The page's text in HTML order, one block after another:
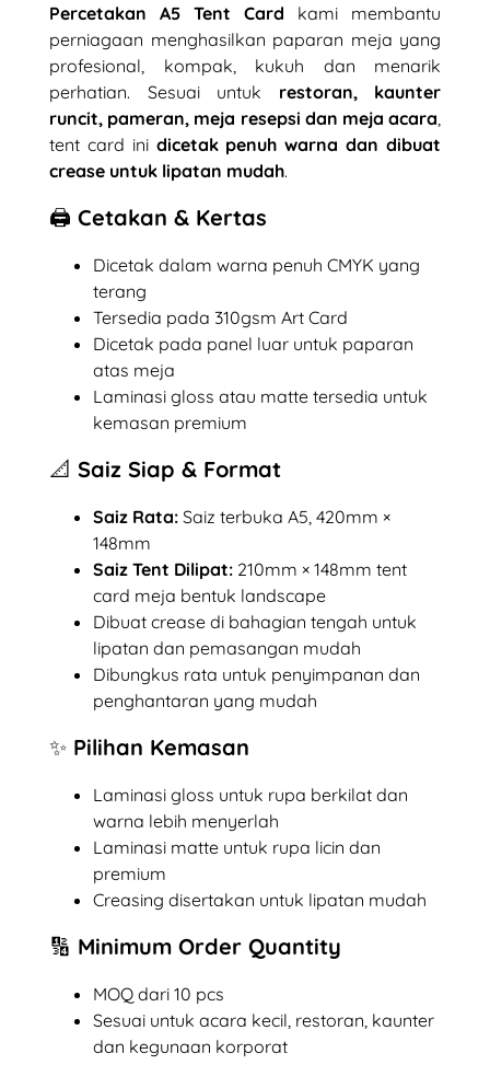
Percetakan A5 Tent Card kami membantu
perniagaan menghasilkan paparan meja yang
profesional, kompak, kukuh dan menarik
perhatian. Sesuai untuk restoran, kaunter
runcit, pameran, meja resepsi dan meja acara,
tent card ini dicetak penuh warna dan dibuat
crease untuk lipatan mudah.
🖨️ Cetakan & Kertas
Dicetak dalam warna penuh CMYK yang
terang
Tersedia pada 310gsm Art Card
Dicetak pada panel luar untuk paparan
atas meja
Laminasi gloss atau matte tersedia untuk
kemasan premium
📐 Saiz Siap & Format
Saiz Rata: Saiz terbuka A5, 420mm ×
148mm
Saiz Tent Dilipat: 210mm × 148mm tent
card meja bentuk landscape
Dibuat crease di bahagian tengah untuk
lipatan dan pemasangan mudah
Dibungkus rata untuk penyimpanan dan
penghantaran yang mudah
✨ Pilihan Kemasan
Laminasi gloss untuk rupa berkilat dan
warna lebih menyerlah
Laminasi matte untuk rupa licin dan
premium
Creasing disertakan untuk lipatan mudah
🔢 Minimum Order Quantity
MOQ dari 10 pcs
Sesuai untuk acara kecil, restoran, kaunter
dan kegunaan korporat